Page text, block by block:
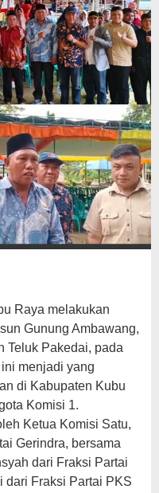
Raya melakukan
Gunung Ambawang,
Teluk Pakedai, pada
menjadi yang
di Kabupaten Kubu
Komisi 1.
Ketua Komisi Satu,
Gerindra, bersama
dari Fraksi Partai
dari Fraksi Partai PKS